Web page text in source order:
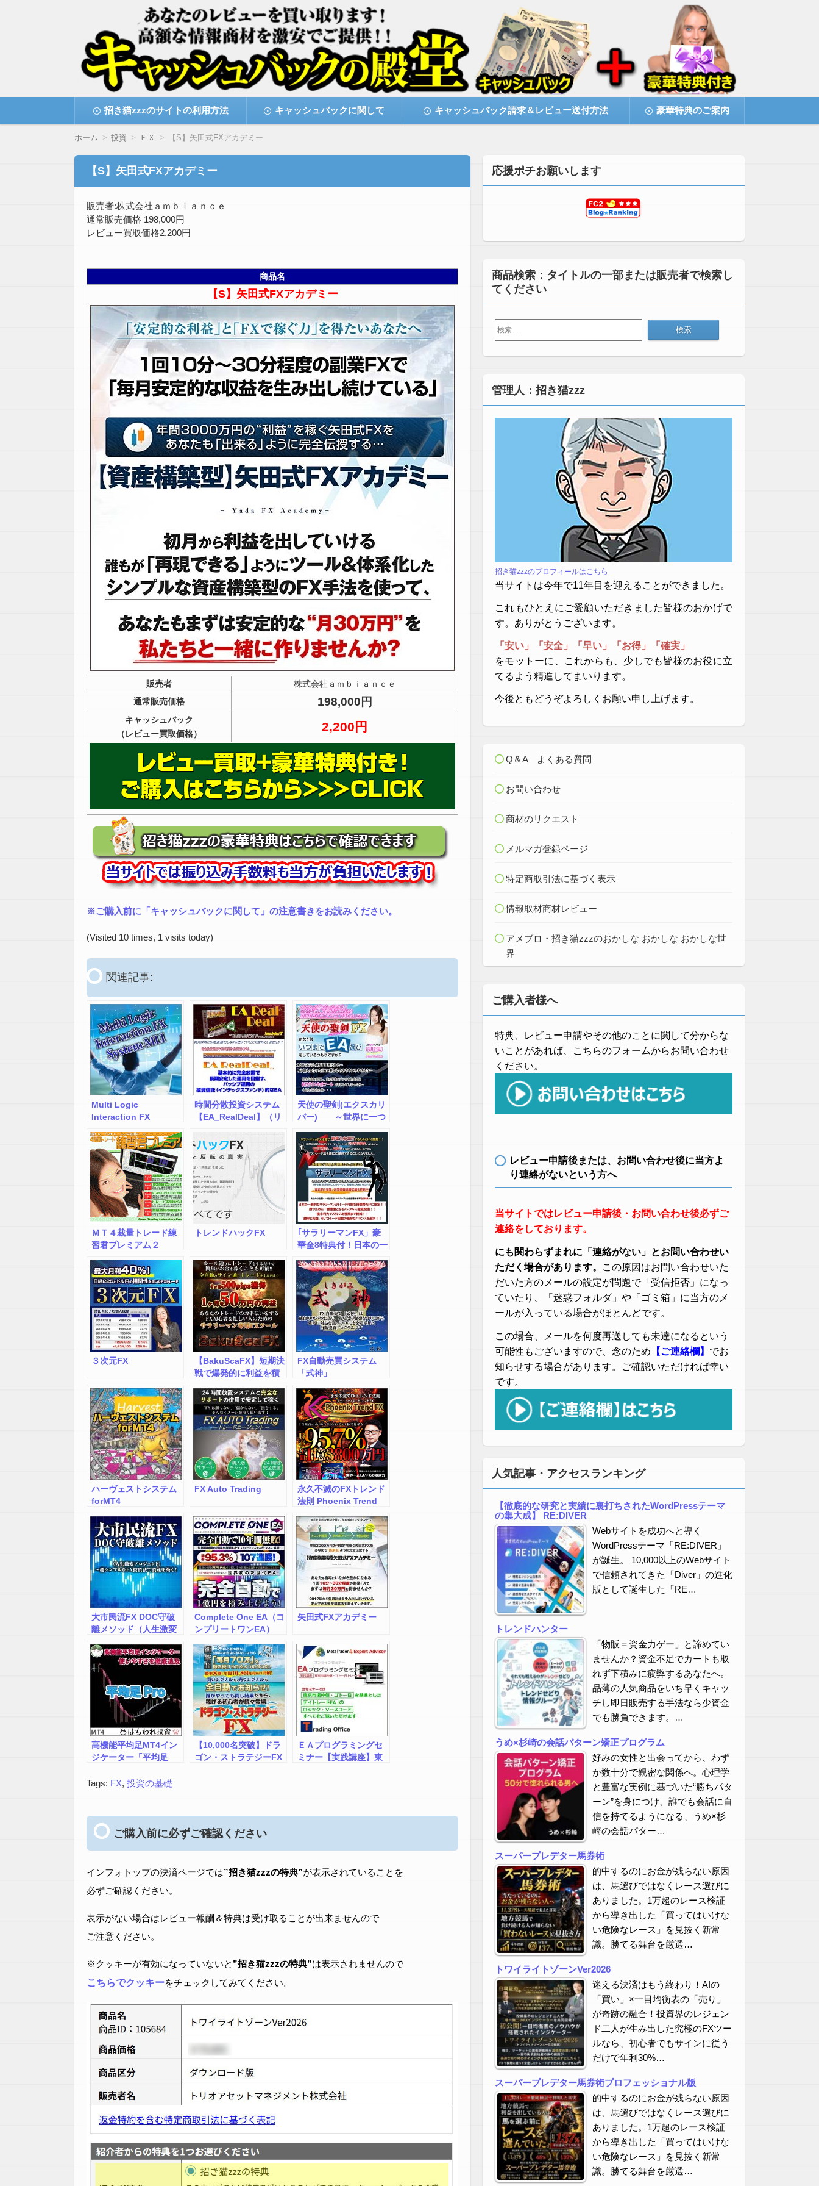
情報商材激安サイト・キャッシュバックの殿堂
高額な情報商材をレビューを買い取ることで激安で購入できます
テ
招き猫zzzのサイトの利用方法 キャッシュバックに関して キャッシュバック請求＆レビュー送付方法 豪華特典のご案内
ホーム 投資 ＦＸ 【S】矢田式FXアカデミー
【S】矢田式FXアカデミー
販売者:株式会社ａｍｂｉａｎｃｅ
通常販売価格 198,000円
レビュー買取価格2,200円
商品名
【S】矢田式FXアカデミー
販売者
株式会社ａｍｂｉａｎｃｅ
通常販売価格
198,000円
キャッシュバック
（レビュー買取価格）
2,200円
※ご購入前に「キャッシュバックに関して」の注意書きをお読みください。
(Visited 10 times, 1 visits today)
関連記事:
Multi Logic
Interaction FX
時間分散投資システム
【EA_RealDeal】（リ
天使の聖剣(エクスカリ
バー) ～世界に一つ
れるとしたら・・～,激
安,キャッシュバック,豪
華特典付！
ＭＴ４裁量トレード練
習君プレミアム２
トレンドハックFX
｢サラリーマンFX」豪
華全8特典付！日本の一
FX投資で、副収入を
GETするためだけに開
発！帰宅後の「余暇」
を「副業タイム」に！
３次元FX
【BakuScaFX】短期決
戦で爆発的に利益を積
ピングトレード
【Trader’s Lab（トレ
ラボ）】
FX自動売買システム
「式神」
ハーヴェストシステム
forMT4
FX Auto Trading
永久不滅のFXトレンド
法則 Phoenix Trend
レンドFX～
大市民流FX DOC守破
離メソッド（人生激変
ンプルなFX投資法で資
産を築く！
Complete One EA（コ
ンプリートワンEA）
矢田式FXアカデミー
高機能平均足MT4イン
ジケーター「平均足
【10,000名突破】ドラ
ゴン・ストラテジーFX
ＥＡプログラミングセ
ミナー【実践講座】東
Tags: FX, 投資の基礎
ご購入前に必ずご確認ください
インフォトップの決済ページでは”招き猫zzzの特典”が表示されていることを
必ずご確認ください。
表示がない場合はレビュー報酬＆特典は受け取ることが出来ませんので
ご注意ください。
※クッキーが有効になっていないと ”招き猫zzzの特典”は表示されませんので
こちらでクッキーをチェックしてみてください。
応援ポチお願いします
商品検索：タイトルの一部または販売者で検索し
てください
検
索:
管理人：招き猫zzz
招き猫zzzのプロフィールはこちら
当サイトは今年で11年目を迎えることができました。
これもひとえにご愛顧いただきました皆様のおかげで
す。ありがとうございます。
「安い」「安全」「早い」「お得」「確実」
をモットーに、これからも、少しでも皆様のお役に立
てるよう精進してまいります。
今後ともどうぞよろしくお願い申し上げます。
Q＆A よくある質問
お問い合わせ
商材のリクエスト
メルマガ登録ページ
特定商取引法に基づく表示
情報取材商材レビュー
アメブロ・招き猫zzzのおかしな おかしな おかしな世
界
ご購入者様へ
特典、レビュー申請やその他のことに関して分からな
いことがあれば、こちらのフォームからお問い合わせ
ください。
レビュー申請後または、お問い合わせ後に当方よ
り連絡がないという方へ
当サイトではレビュー申請後・お問い合わせ後必ずご
連絡をしております。
にも関わらずまれに「連絡がない」とお問い合わせい
ただく場合があります。
この原因はお問い合わせいた
だいた方のメールの設定が問題で「受信拒否」になっ
ていたり、「迷惑フォルダ」や「ゴミ箱」に当方のメ
ールが入っている場合がほとんどです。
この場合、メールを何度再送しても未達になるという
可能性もございますので、念のため 【ご連絡欄】 でお
知らせする場合があります。ご確認いただければ幸い
です。
人気記事・アクセスランキング
【徹底的な研究と実績に裏打ちされたWordPressテーマ
の集大成】 RE:DIVER
Webサイトを成功へと導く
WordPressテーマ「RE:DIVER」
が誕生。 10,000以上のWebサイト
で信頼されてきた「Diver」の進化
版として誕生した「RE…
トレンドハンター
「物販＝資金力ゲー」と諦めてい
ませんか？資金不足でカートも取
れず下積みに疲弊するあなたへ。
品薄の人気商品をいち早くキャッ
チし即日販売する手法なら少資金
でも勝負できます。…
うめ×杉崎の会話パターン矯正プログラム
好みの女性と出会ってから、わず
か数十分で親密な関係へ。心理学
と豊富な実例に基づいた“勝ちパタ
ーン”を身につけ、誰でも会話に自
信を持てるようになる、うめ×杉
崎の会話パター…
スーパープレデター馬券術
的中するのにお金が残らない原因
は、馬選びではなくレース選びに
ありました。1万超のレース検証
から導き出した「買ってはいけな
い危険なレース」を見抜く新常
識。勝てる舞台を厳選…
トワイライトゾーンVer2026
迷える決済はもう終わり！AIの
「買い」×一目均衡表の「売り」
が奇跡の融合！投資界のレジェン
ド二人が生み出した究極のFXツー
ルなら、初心者でもサインに従う
だけで年利30%…
スーパープレデター馬券術プロフェッショナル版
的中するのにお金が残らない原因
は、馬選びではなくレース選びに
ありました。1万超のレース検証
から導き出した「買ってはいけな
い危険なレース」を見抜く新常
識。勝てる舞台を厳選…